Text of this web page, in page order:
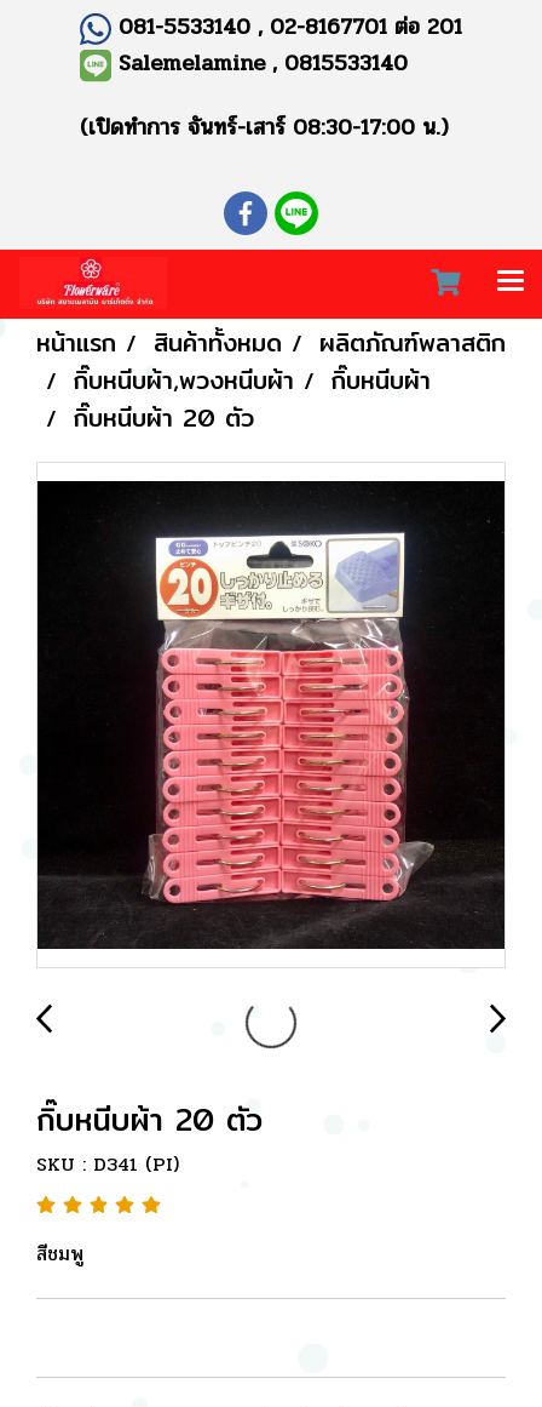
081-5533140 , 02-8167701 ต่อ 201
Salemelamine , 0815533140
(เปิดทำการ จันทร์-เสาร์ 08:30-17:00 น.)
หน้าแรก สินค้าทั้งหมด
ผลิตภัณฑ์พลาสติก
กิ๊บหนีบผ้า,พวงหนีบผ้า
กิ๊บหนีบผ้า
กิ๊บหนีบผ้า 20 ตัว
กิ๊บหนีบผ้า 20 ตัว
SKU : D341 (PI)
สีชมพู